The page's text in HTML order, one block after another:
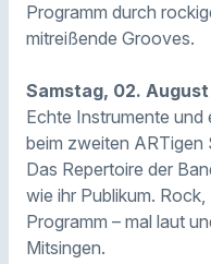
Programm durch
mitreißende Grooves.
Samstag, 02. August
Echte Instrumente und
beim zweiten ARTigen
Das Repertoire der
wie ihr Publikum.
Programm – mal laut
Mitsingen.